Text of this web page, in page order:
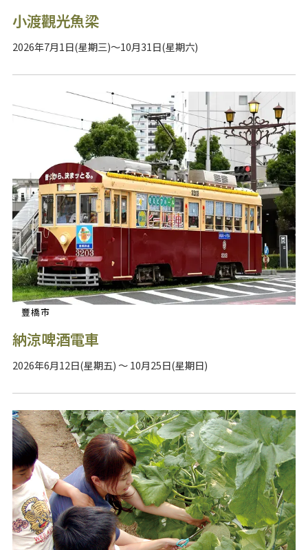
小渡觀光魚梁
2026年7月1日(星期三)～10月31日(星期六)
豐橋市
納涼啤酒電車
2026年6月12日(星期五) ～ 10月25日(星期日)